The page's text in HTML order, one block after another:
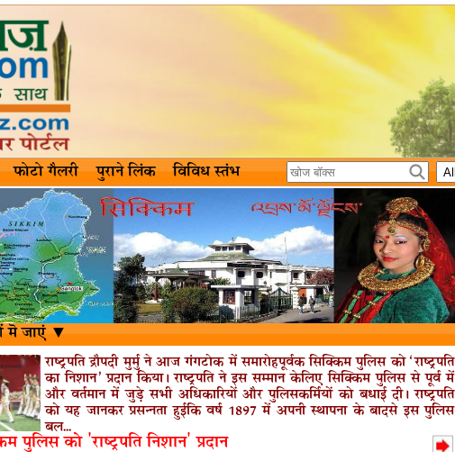
फोटो गैलरी पुराने लिंक विविध स्तंभ
मॆ जाएं ▼
राष्ट्रपति द्रौपदी मुर्मु ने आज गंगटोक में समारोहपूर्वक सिक्किम पुलिस को ‘राष्ट्रपति
का निशान’ प्रदान किया। राष्ट्रपति ने इस सम्मान केलिए सिक्किम पुलिस से पूर्व में
और वर्तमान में जुड़े सभी अधिकारियों और पुलिसकर्मियों को बधाई दी। राष्ट्रपति
को यह जानकर प्रसन्नता हुईकि वर्ष 1897 में अपनी स्थापना के बादसे इस पुलिस
बल...
पुलिस को 'राष्ट्रपति निशान' प्रदान